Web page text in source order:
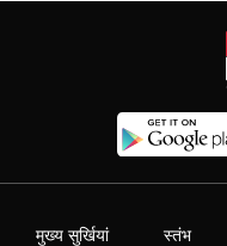
मुख्य सुर्खियां स्तंभ